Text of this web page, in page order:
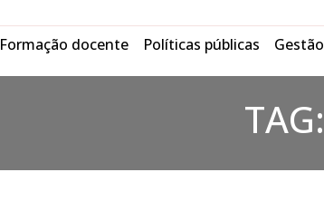
Formação docente Políticas públicas Gestão
TAG: